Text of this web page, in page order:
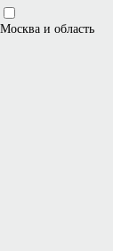
Москва и область